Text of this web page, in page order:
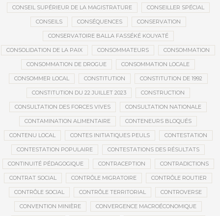
CONSEIL SUPÉRIEUR DE LA MAGISTRATURE CONSEILLER SPÉCIAL
CONSEILS CONSÉQUENCES CONSERVATION
CONSERVATOIRE BALLA FASSÉKÉ KOUYATÉ
CONSOLIDATION DE LA PAIX CONSOMMATEURS CONSOMMATION
CONSOMMATION DE DROGUE CONSOMMATION LOCALE
CONSOMMER LOCAL CONSTITUTION CONSTITUTION DE 1992
CONSTITUTION DU 22 JUILLET 2023 CONSTRUCTION
CONSULTATION DES FORCES VIVES CONSULTATION NATIONALE
CONTAMINATION ALIMENTAIRE CONTENEURS BLOQUÉS
CONTENU LOCAL CONTES INITIATIQUES PEULS CONTESTATION
CONTESTATION POPULAIRE CONTESTATIONS DES RÉSULTATS
CONTINUITÉ PÉDAGOGIQUE CONTRACEPTION CONTRADICTIONS
CONTRAT SOCIAL CONTRÔLE MIGRATOIRE CONTRÔLE ROUTIER
CONTRÔLE SOCIAL CONTRÔLE TERRITORIAL CONTROVERSE
CONVENTION MINIÈRE CONVERGENCE MACROÉCONOMIQUE